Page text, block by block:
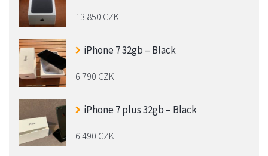
13 850 CZK
iPhone 7 32gb – Black
6 790 CZK
iPhone 7 plus 32gb – Black
6 490 CZK